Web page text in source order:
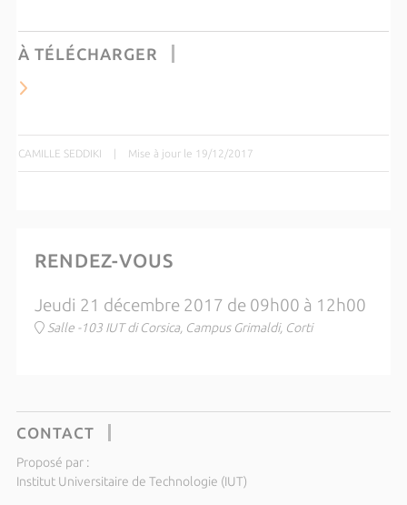
À TÉLÉCHARGER
CAMILLE SEDDIKI | Mise à jour le 19/12/2017
RENDEZ-VOUS
Jeudi 21 décembre 2017 de 09h00 à 12h00
Salle -103 IUT di Corsica, Campus Grimaldi, Corti
CONTACT
Proposé par :
Institut Universitaire de Technologie (IUT)